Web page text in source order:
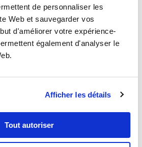
de personnaliser les
Web et sauvegarder vos
d'améliorer votre expérience-
également d'analyser le
Afficher les détails
Tout autoriser